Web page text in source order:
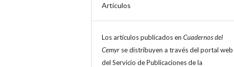
Artículos
Los artículos publicados en Cuadernos del
Cemyr se distribuyen a través del portal web
del Servicio de Publicaciones de la